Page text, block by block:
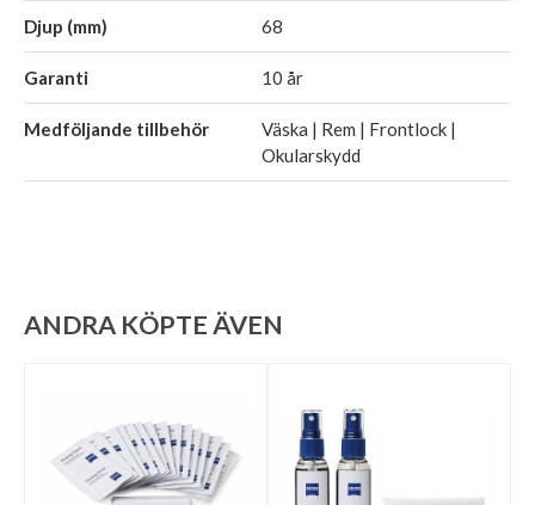
Djup (mm) 68
Garanti 10 år
Medföljande tillbehör
Väska | Rem | Frontlock |
Okularskydd
ANDRA KÖPTE ÄVEN